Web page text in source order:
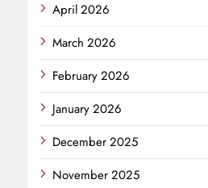
April 2026
March 2026
February 2026
January 2026
December 2025
November 2025